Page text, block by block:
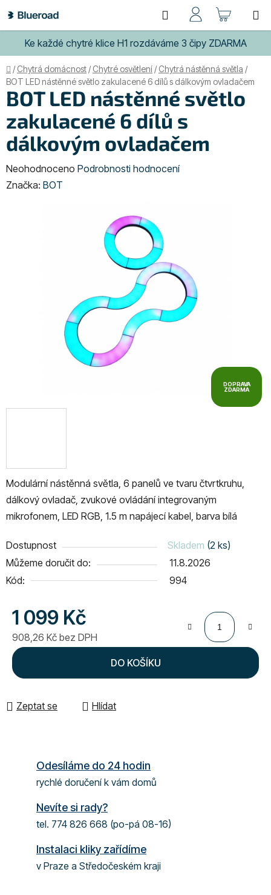
na
obsah
Ke každé chytré klice H1 rozdáváme 3 čipy ZDARMA
Hledat
KOŠÍK
Domů
/ Chytrá domácnost / Chytré osvětlení / Chytrá nástěnná světla /
BOT LED nástěnné světlo zakulacené 6 dílů s dálkovým ovladačem
Modulární nástěnná světla, 6 panelů ve tvaru čtvrtkruhu,
dálkový ovladač, zvukové ovládání integrovaným
mikrofonem, LED RGB, 1.5 m napájecí kabel, barva bílá
Dostupnost Skladem (2 ks)
Můžeme doručit do:
11.8.2026
Kód:
994
1 099 Kč
908,26 Kč bez DPH
Měrná cena:
DO KOŠÍKU
Zeptat se Hlídat
BOT LED nástěnné světlo
zakulacené 6 dílů s
dálkovým ovladačem
Průměrné
hodnocení
Neohodnoceno Podrobnosti hodnocení
Značka: BOT
DOPRAVA
ZDARMA
Odesíláme do 24 hodin
rychlé doručení k vám domů
Nevíte si rady?
tel. 774 826 668 (po-pá 08-16)
Instalaci kliky zařídíme
v Praze a Středočeském kraji